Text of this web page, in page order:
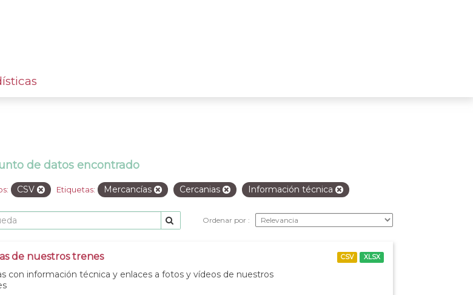
de datos encontrado
CSV Etiquetas: Mercancías Cercanias Información técnica
Ordenar por
de nuestros trenes
con información técnica y enlaces a fotos y vídeos de nuestros
CSV XLSX